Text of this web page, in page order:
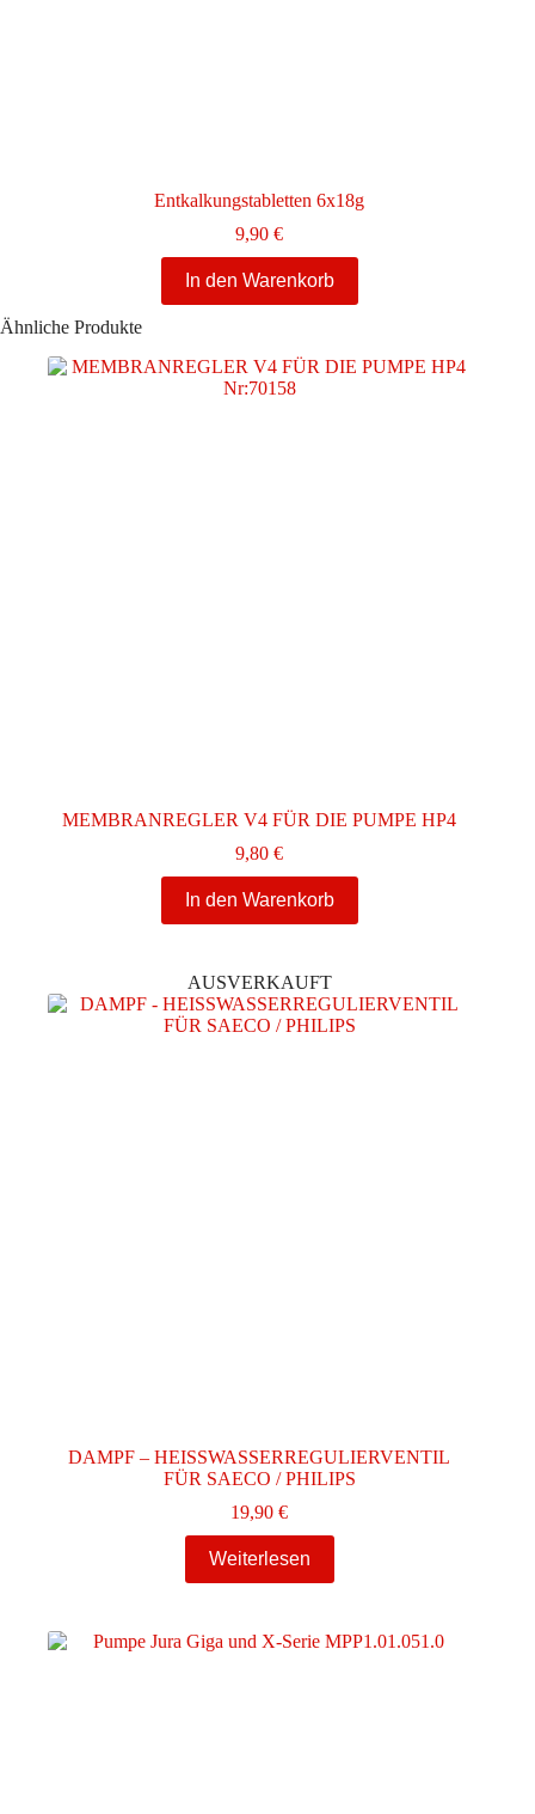
Entkalkungstabletten 6x18g
9,90€
In den Warenkorb
Ähnliche Produkte
MEMBRANREGLER V4 FÜR DIE PUMPE HP4
9,80€
In den Warenkorb
AUSVERKAUFT
DAMPF – HEISSWASSERREGULIERVENTIL
FÜR SAECO / PHILIPS
19,90€
Weiterlesen